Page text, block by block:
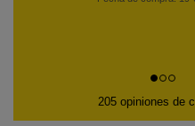
205 opiniones de